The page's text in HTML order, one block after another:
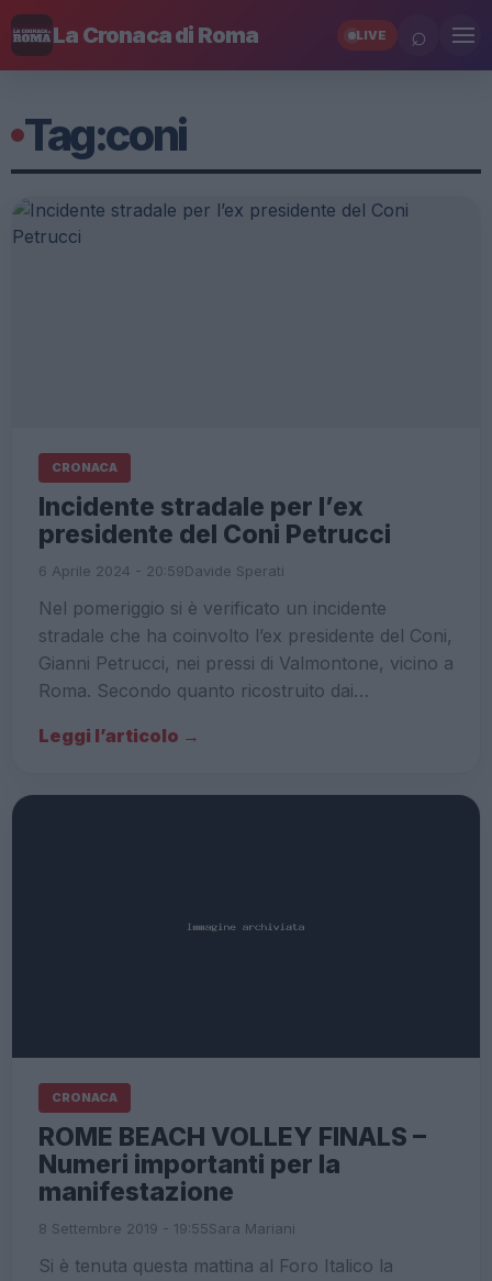
La Cronaca di Roma LIVE ⌕
Tag:coni
CRONACA
Incidente stradale per l’ex
presidente del Coni Petrucci
6 Aprile 2024 - 20:59Davide Sperati
Nel pomeriggio si è verificato un incidente
stradale che ha coinvolto l’ex presidente del Coni,
Gianni Petrucci, nei pressi di Valmontone, vicino a
Roma. Secondo quanto ricostruito dai…
Leggi l’articolo →
CRONACA
ROME BEACH VOLLEY FINALS –
Numeri importanti per la
manifestazione
8 Settembre 2019 - 19:55Sara Mariani
Si è tenuta questa mattina al Foro Italico la